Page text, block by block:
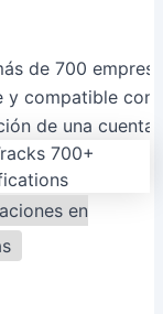
de 700
y compatible
de una
en